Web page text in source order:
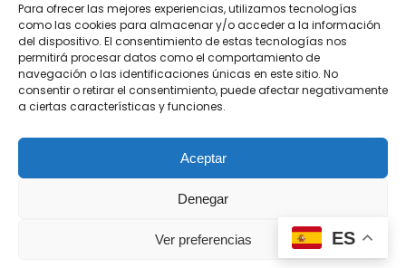
Para ofrecer las mejores experiencias, utilizamos tecnologías
como las cookies para almacenar y/o acceder a la información
del dispositivo. El consentimiento de estas tecnologías nos
permitirá procesar datos como el comportamiento de
navegación o las identificaciones únicas en este sitio. No
consentir o retirar el consentimiento, puede afectar negativamente
a ciertas características y funciones.
Aceptar
Denegar
Ver preferencias
Envíos
Reembolsos
Cambios y Devoluciones
Aviso Legal
Política de Privacidad
Política de Cookies
REDES SOCIALES
ES
¿Tienes alguna duda?